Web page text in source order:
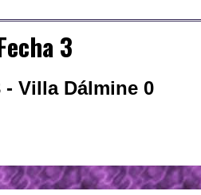
3
Villa Dálmine 0